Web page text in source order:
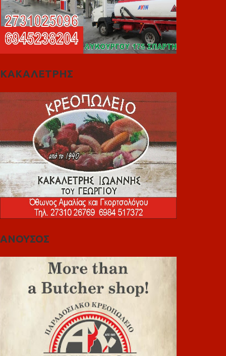
ΚΑΚΑΛΕΤΡΗΣ
ΑΝΟΥΣΟΣ